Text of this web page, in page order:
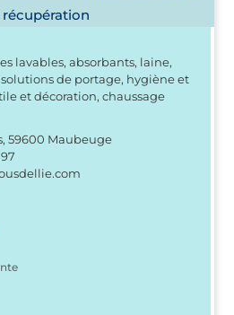
récupération
lavables, absorbants, laine,
de portage, hygiène et
et décoration, chaussage
59600 Maubeuge